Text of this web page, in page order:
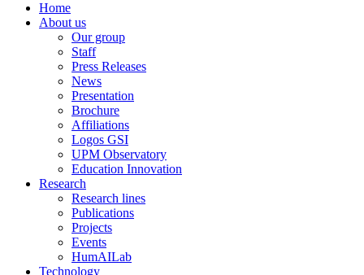
Home
About us
Our group
Staff
Press Releases
News
Presentation
Brochure
Affiliations
Logos GSI
UPM Observatory
Education Innovation
Research
Research lines
Publications
Projects
Events
HumAILab
Technology